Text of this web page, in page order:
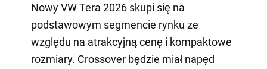
Nowy VW Tera 2026 skupi się na
podstawowym segmencie rynku ze
względu na atrakcyjną cenę i kompaktowe
rozmiary. Crossover będzie miał napęd